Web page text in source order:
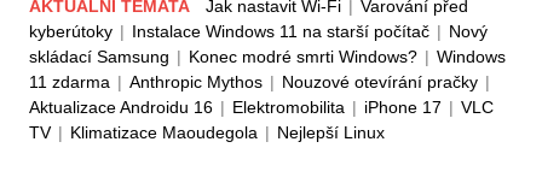
AKTUÁLNÍ TÉMATA Jak nastavit Wi-Fi | Varování před
kyberútoky | Instalace Windows 11 na starší počítač | Nový
skládací Samsung | Konec modré smrti Windows? | Windows
11 zdarma | Anthropic Mythos | Nouzové otevírání pračky |
Aktualizace Androidu 16 | Elektromobilita | iPhone 17 | VLC
TV | Klimatizace Maoudegola | Nejlepší Linux